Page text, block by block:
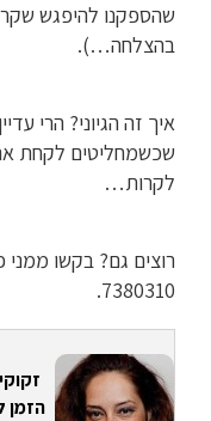
שהספקנו להיפגש שקרה
בהצלחה…).
איך זה הגיוני? הרי
שכשמחליטים לקחת
לקרות…
7380310.
הזמן